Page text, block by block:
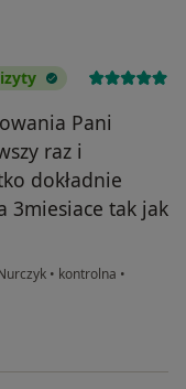
Pani
raz i
dokładnie
3miesiace tak jak
• kontrolna •